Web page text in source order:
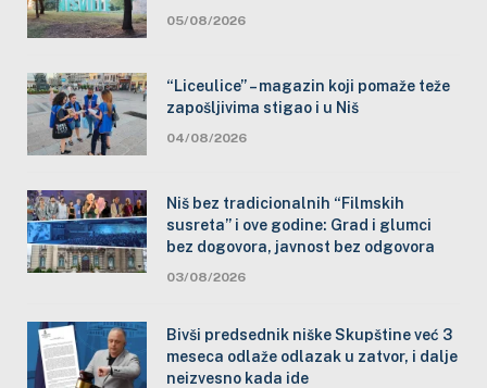
05/08/2026
“Liceulice” – magazin koji pomaže teže
zapošljivima stigao i u Niš
04/08/2026
Niš bez tradicionalnih “Filmskih
susreta” i ove godine: Grad i glumci
bez dogovora, javnost bez odgovora
03/08/2026
Bivši predsednik niške Skupštine već 3
meseca odlaže odlazak u zatvor, i dalje
neizvesno kada ide